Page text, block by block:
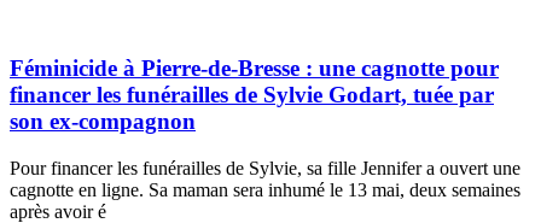
Féminicide à Pierre-de-Bresse : une cagnotte pour
financer les funérailles de Sylvie Godart, tuée par
son ex-compagnon
Pour financer les funérailles de Sylvie, sa fille Jennifer a ouvert une
cagnotte en ligne. Sa maman sera inhumé le 13 mai, deux semaines
après avoir é